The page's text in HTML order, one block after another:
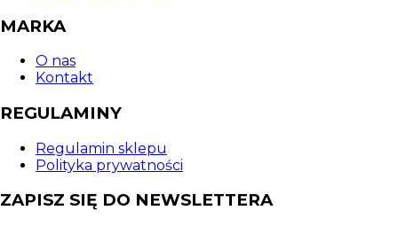
MARKA
O nas
Kontakt
REGULAMINY
Regulamin sklepu
Polityka prywatności
ZAPISZ SIĘ DO NEWSLETTERA